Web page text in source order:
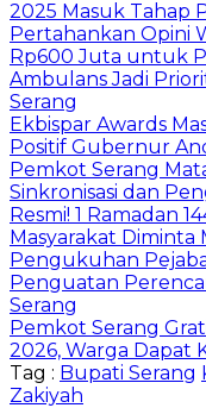
2025 Masuk Tahap
Pertahankan Opini
Rp600 Juta untuk
Ambulans Jadi
Serang
Ekbispar Awards
Positif Gubernur
Pemkot Serang
Sinkronisasi dan
Resmi! 1 Ramadan
Masyarakat Diminta
Pengukuhan
Penguatan
Serang
Pemkot Serang
2026, Warga Dapat
Tag : Bupati Serang
Zakiyah